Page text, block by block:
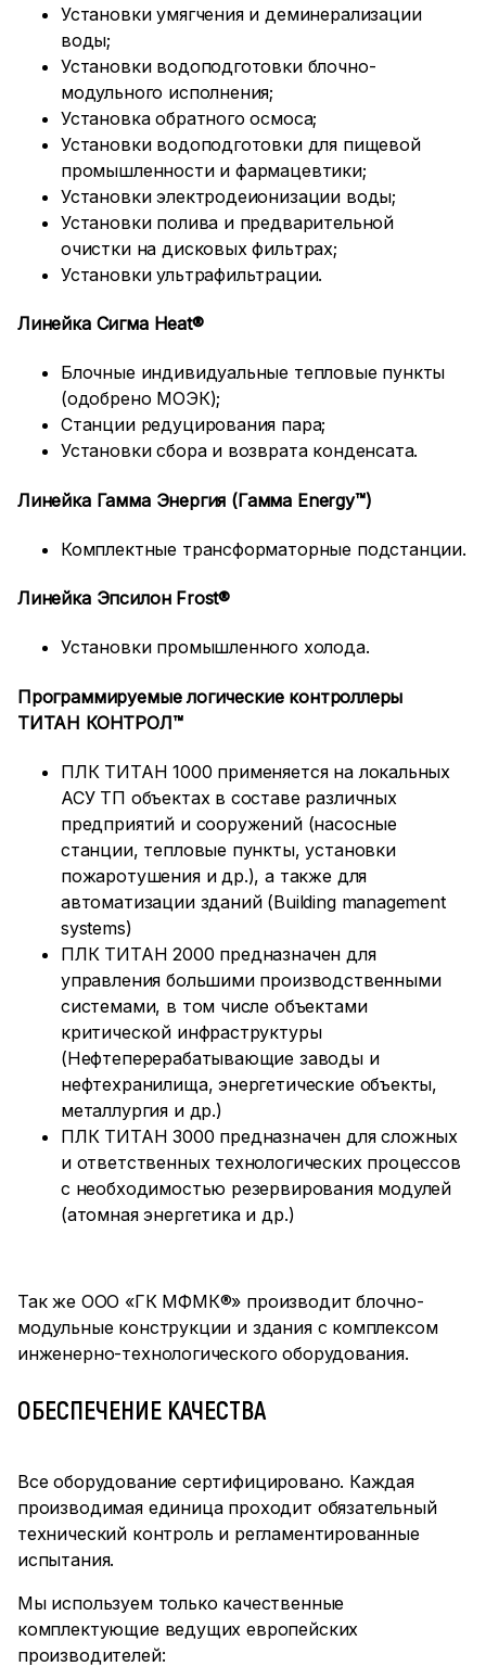
Установки умягчения и деминерализации
воды;
Установки водоподготовки блочно-
модульного исполнения;
Установка обратного осмоса;
Установки водоподготовки для пищевой
промышленности и фармацевтики;
Установки электродеионизации воды;
Установки полива и предварительной
очистки на дисковых фильтрах;
Установки ультрафильтрации.
Линейка Сигма Heat®
Блочные индивидуальные тепловые пункты
(одобрено МОЭК);
Станции редуцирования пара;
Установки сбора и возврата конденсата.
Линейка Гамма Энергия (Гамма Energy™)
Комплектные трансформаторные подстанции.
Линейка Эпсилон Frost®
Установки промышленного холода.
Программируемые логические контроллеры
ТИТАН КОНТРОЛ™
ПЛК ТИТАН 1000 применяется на локальных
АСУ ТП объектах в составе различных
предприятий и сооружений (насосные
станции, тепловые пункты, установки
пожаротушения и др.), а также для
автоматизации зданий (Building management
systems)
ПЛК ТИТАН 2000 предназначен для
управления большими производственными
системами, в том числе объектами
критической инфраструктуры
(Нефтеперерабатывающие заводы и
нефтехранилища, энергетические объекты,
металлургия и др.)
ПЛК ТИТАН 3000 предназначен для сложных
и ответственных технологических процессов
с необходимостью резервирования модулей
(атомная энергетика и др.)
Так же ООО «ГК МФМК®» производит блочно-
модульные конструкции и здания с комплексом
инженерно-технологического оборудования.
ОБЕСПЕЧЕНИЕ КАЧЕСТВА
Все оборудование сертифицировано. Каждая
производимая единица проходит обязательный
технический контроль и регламентированные
испытания.
Мы используем только качественные
комплектующие ведущих европейских
производителей: